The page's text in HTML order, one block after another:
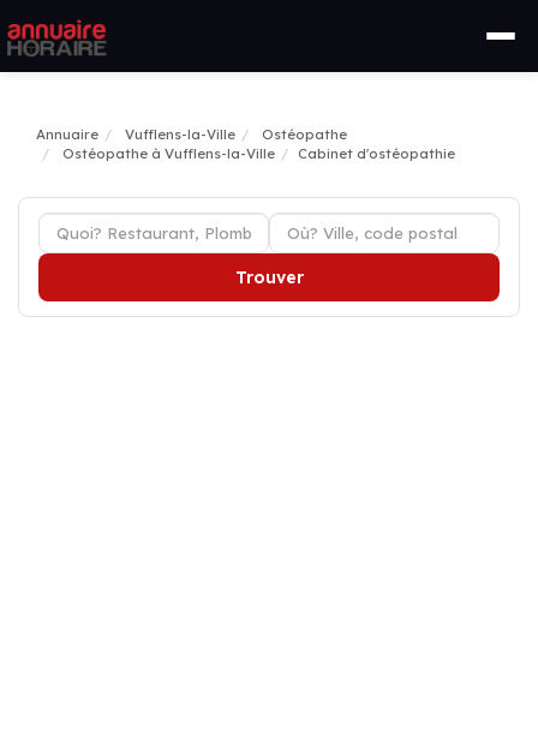
Annuaire Vufflens-la-Ville
Ostéopathe
Ostéopathe à Vufflens-la-Ville
Cabinet d'ostéopathie
Trouver